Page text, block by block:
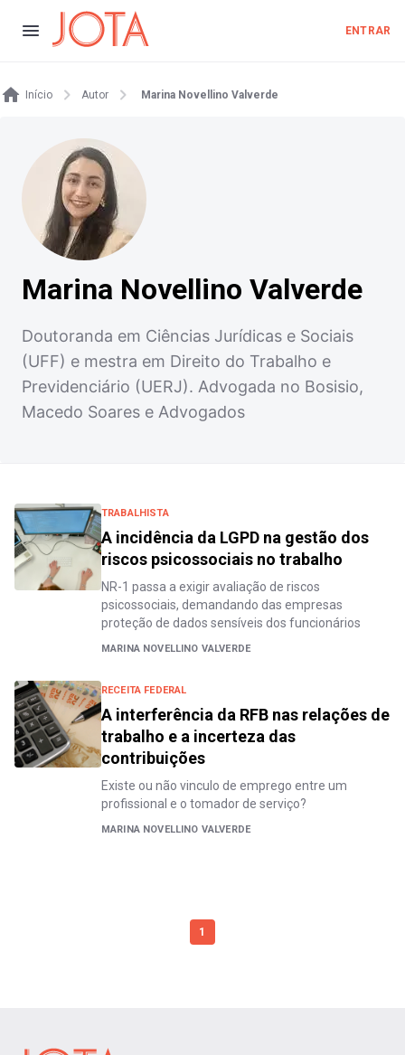
ENTRAR
Início Autor Marina Novellino Valverde
Marina Novellino Valverde
Doutoranda em Ciências Jurídicas e Sociais
(UFF) e mestra em Direito do Trabalho e
Previdenciário (UERJ). Advogada no Bosisio,
Macedo Soares e Advogados
TRABALHISTA
A incidência da LGPD na gestão dos
riscos psicossociais no trabalho
NR-1 passa a exigir avaliação de riscos
psicossociais, demandando das empresas
proteção de dados sensíveis dos funcionários
MARINA NOVELLINO VALVERDE
RECEITA FEDERAL
A interferência da RFB nas relações de
trabalho e a incerteza das
contribuições
Existe ou não vinculo de emprego entre um
profissional e o tomador de serviço?
MARINA NOVELLINO VALVERDE
1